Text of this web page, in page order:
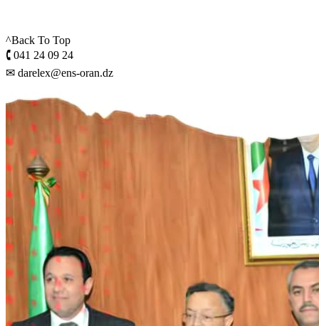
^Back To Top
🕻 041 24 09 24
✉ darelex@ens-oran.dz